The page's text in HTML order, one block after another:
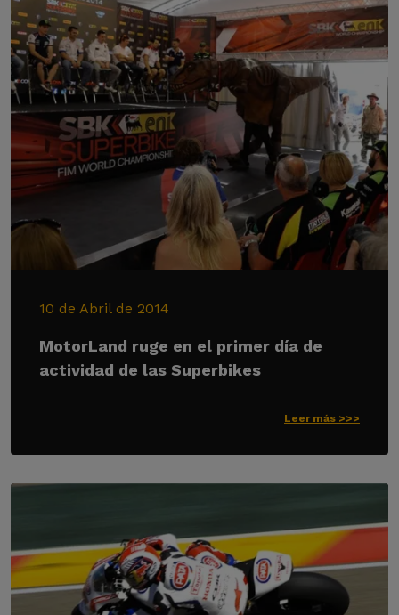
10 de Abril de 2014
MotorLand ruge en el primer día de
actividad de las Superbikes
Leer más >>>